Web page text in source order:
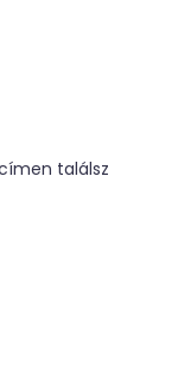
találsz